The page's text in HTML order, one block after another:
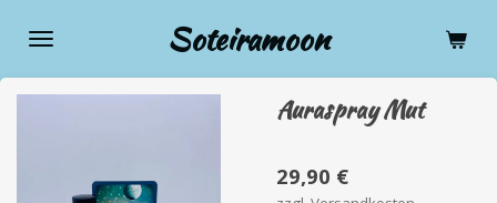
Hauptinhalt
springen
Soteiramoon
Auraspray Mut
29,90 €